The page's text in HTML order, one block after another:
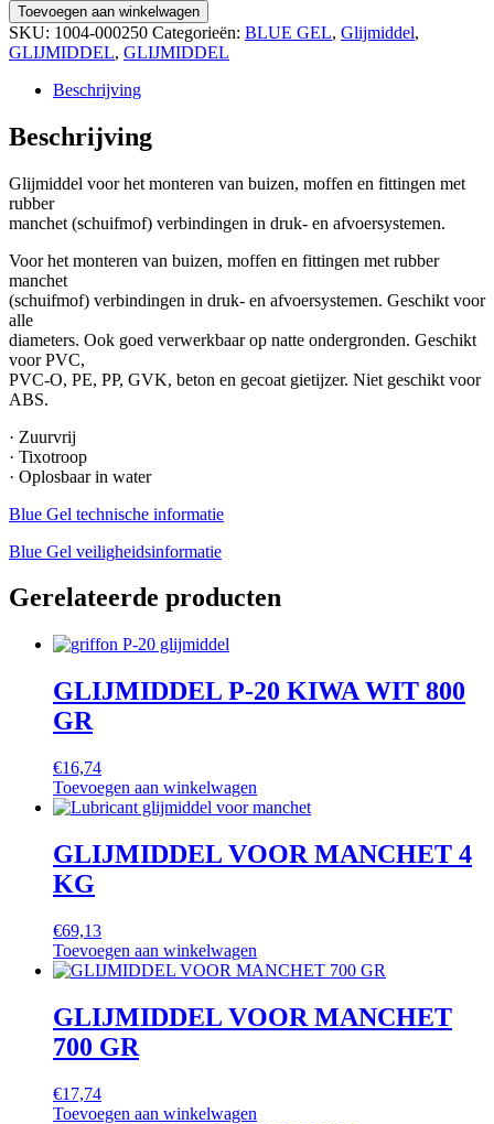
Toevoegen aan winkelwagen
SKU: 1004-000250 Categorieën: BLUE GEL, Glijmiddel,
GLIJMIDDEL, GLIJMIDDEL
Beschrijving
Beschrijving
Glijmiddel voor het monteren van buizen, moffen en fittingen met
rubber
manchet (schuifmof) verbindingen in druk- en afvoersystemen.
Voor het monteren van buizen, moffen en fittingen met rubber
manchet
(schuifmof) verbindingen in druk- en afvoersystemen. Geschikt voor
alle
diameters. Ook goed verwerkbaar op natte ondergronden. Geschikt
voor PVC,
PVC-O, PE, PP, GVK, beton en gecoat gietijzer. Niet geschikt voor
ABS.
· Zuurvrij
· Tixotroop
· Oplosbaar in water
Blue Gel technische informatie
Blue Gel veiligheidsinformatie
Gerelateerde producten
GLIJMIDDEL P-20 KIWA WIT 800
GR
€16,74
Toevoegen aan winkelwagen
GLIJMIDDEL VOOR MANCHET 4
KG
€69,13
Toevoegen aan winkelwagen
GLIJMIDDEL VOOR MANCHET
700 GR
€17,74
Toevoegen aan winkelwagen